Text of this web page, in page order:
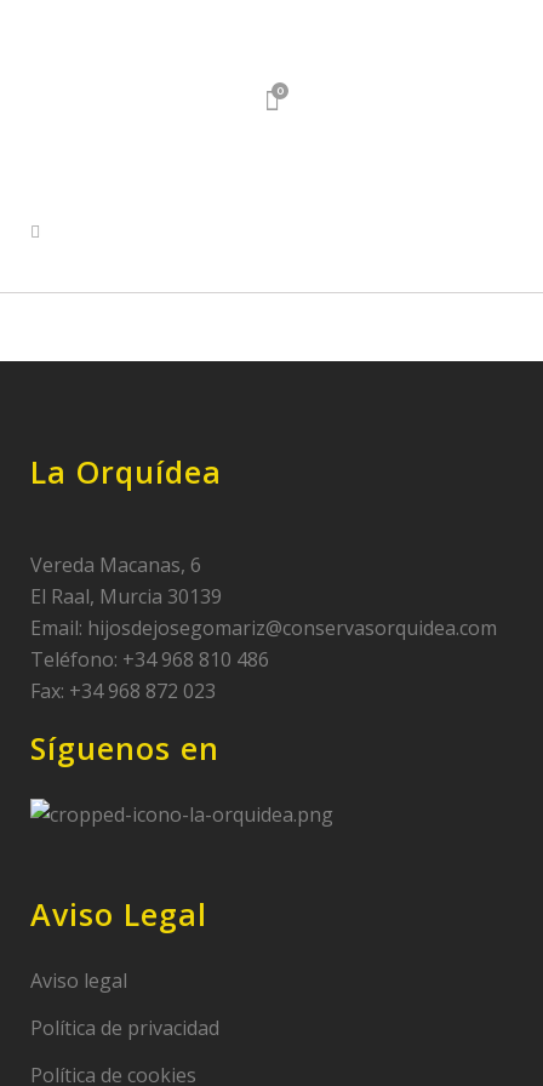
0
La Orquídea
Vereda Macanas, 6
El Raal, Murcia 30139
Email: hijosdejosegomariz@conservasorquidea.com
Teléfono: +34 968 810 486
Fax: +34 968 872 023
Síguenos en
Aviso Legal
Aviso legal
Política de privacidad
Política de cookies